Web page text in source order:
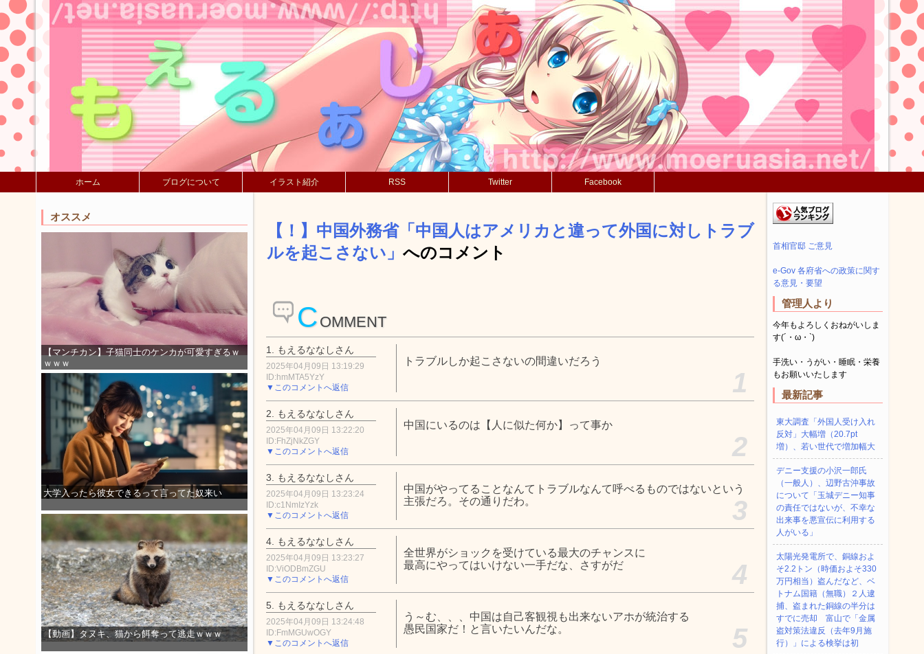
ホーム ブログについて イラスト紹介 RSS Twitter Facebook
オススメ
【マンチカン】子猫同士のケンカが可愛すぎるｗ
ｗｗｗ
大学入ったら彼女できるって言ってた奴来い
【動画】タヌキ、猫から餌奪って逃走ｗｗｗ
【！】中国外務省「中国人はアメリカと違って外国に対しトラブ
ルを起こさない」 へのコメント
C OMMENT
1. もえるななしさん
2025年04月09日 13:19:29
ID:hmMTA5YzY
▼このコメントへ返信
トラブルしか起こさないの間違いだろう
1
2. もえるななしさん
2025年04月09日 13:22:20
ID:FhZjNkZGY
▼このコメントへ返信
中国にいるのは【人に似た何か】って事か
2
3. もえるななしさん
2025年04月09日 13:23:24
ID:c1NmIzYzk
▼このコメントへ返信
中国がやってることなんてトラブルなんて呼べるものではないという
主張だろ。その通りだわ。
3
4. もえるななしさん
2025年04月09日 13:23:27
ID:ViODBmZGU
▼このコメントへ返信
全世界がショックを受けている最大のチャンスに
最高にやってはいけない一手だな、さすがだ
4
5. もえるななしさん
2025年04月09日 13:24:48
ID:FmMGUwOGY
▼このコメントへ返信
う～む、、、中国は自己客観視も出来ないアホが統治する
愚民国家だ！と言いたいんだな。
5
首相官邸 ご意見
e-Gov 各府省への政策に関す
る意見・要望
管理人より
今年もよろしくおねがいしま
す(´・ω・`)
手洗い・うがい・睡眠・栄養
もお願いいたします
最新記事
東大調査「外国人受け入れ
反対」大幅増（20.7pt
増）、若い世代で増加幅大
デニー支援の小沢一郎氏
（一般人）、辺野古沖事故
について「玉城デニー知事
の責任ではないが、不幸な
出来事を悪宣伝に利用する
人がいる」
太陽光発電所で、銅線およ
そ2.2トン（時価およそ330
万円相当）盗んだなど、ベ
トナム国籍（無職）２人逮
捕、盗まれた銅線の半分は
すでに売却 富山で「金属
盗対策法違反（去年9月施
行）」による検挙は初